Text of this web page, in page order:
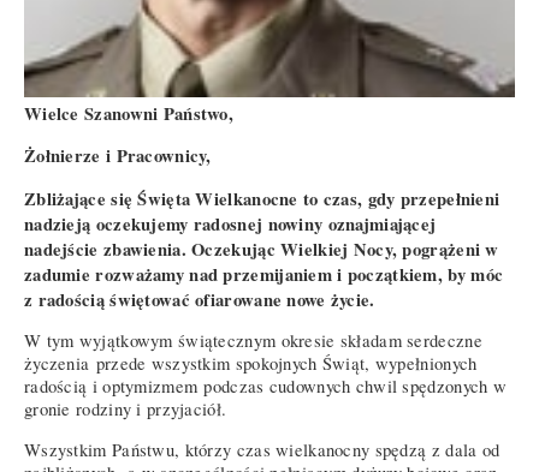
Wielce Szanowni Państwo,
Żołnierze i Pracownicy,
Zbliżające się Święta Wielkanocne to czas, gdy przepełnieni
nadzieją oczekujemy radosnej nowiny oznajmiającej
nadejście zbawienia. Oczekując Wielkiej Nocy, pogrążeni w
zadumie rozważamy nad przemijaniem i początkiem, by móc
z radością świętować ofiarowane nowe życie.
W tym wyjątkowym świątecznym okresie składam serdeczne
życzenia przede wszystkim spokojnych Świąt, wypełnionych
radością i optymizmem podczas cudownych chwil spędzonych w
gronie rodziny i przyjaciół.
Wszystkim Państwu, którzy czas wielkanocny spędzą z dala od